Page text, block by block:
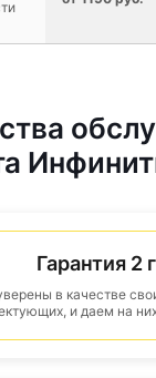
Гарантия 2
в качестве
и даем на